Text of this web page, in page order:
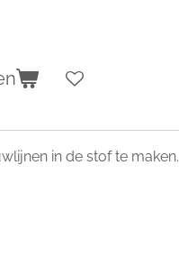
in de stof te maken.